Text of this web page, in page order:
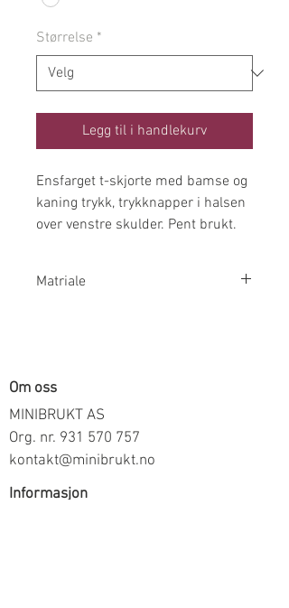
Størrelse *
Legg til i handlekurv
Ensfarget t-skjorte med bamse og
kaning trykk, trykknapper i halsen
over venstre skulder. Pent brukt.
Matriale
Om oss
MINIBRUKT AS
Org. nr. 931 570 757
kontakt@minibrukt.no
Informasjon